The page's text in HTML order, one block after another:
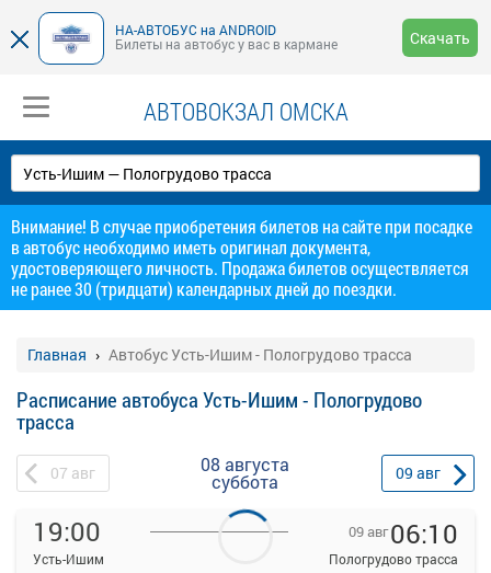
НА-АВТОБУС на ANDROID
Билеты на автобус у вас в кармане
Скачать
АВТОВОКЗАЛ ОМСКА
Внимание! В случае приобретения билетов на сайте при посадке
в автобус необходимо иметь оригинал документа,
удостоверяющего личность. Продажа билетов осуществляется
не ранее 30 (тридцати) календарных дней до поездки.
Главная Автобус Усть-Ишим - Пологрудово трасса
Расписание автобуса Усть-Ишим - Пологрудово
трасса
07 авг 08 августа
суббота 09 авг
19:00
Усть-Ишим
09 авг06:10
Пологрудово трасса